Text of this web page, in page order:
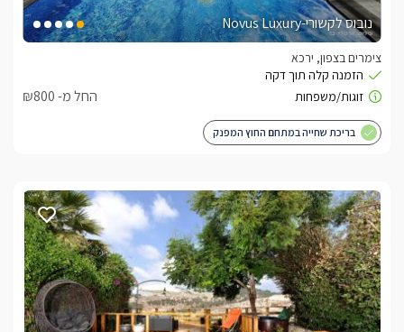
נובוס לקשורי-Novus Luxury
צימרים בצפון, ירכא
החל מ- ₪800
בריכת שחייה במתחם החוץ המפנק